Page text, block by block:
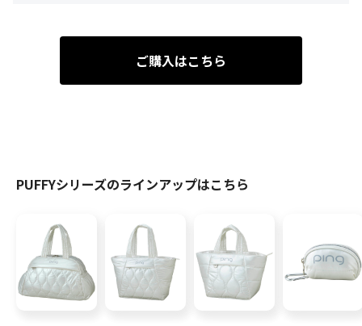
ご購入はこちら
PUFFYシリーズのラインアップはこちら